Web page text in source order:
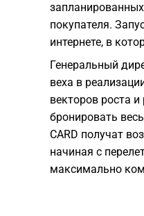
покупателя.
интернете, в
Генеральный
веха в
векторов роста
бронировать
CARD получат
начиная с
максимально